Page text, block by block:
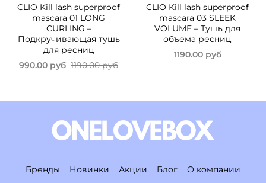
CLIO Kill lash superproof
mascara 01 LONG
CURLING –
Подкручивающая тушь
для ресниц
990.00 руб 1190.00 руб
CLIO Kill lash superproof
mascara 03 SLEEK
VOLUME – Тушь для
объема ресниц
1190.00 руб
Бренды Новинки Акции Блог О компании